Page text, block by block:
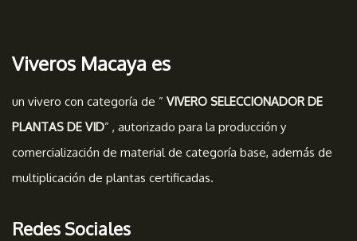
Viveros Macaya es
un vivero con categoría de ” VIVERO SELECCIONADOR DE
PLANTAS DE VID” , autorizado para la producción y
comercialización de material de categoría base, además de
multiplicación de plantas certificadas.
Redes Sociales